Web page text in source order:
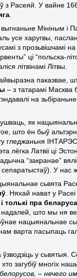
з Расеяй. У вайне
Мініным і
усе харугвы,
з прозьвішчамі на
ці “польска-
літвінамі Літвы.
паказвае,
– з татарамі Масква
на
як
што ён быў
гледжаньня
лёгка Латвіі ці
“закранае”
сепаратыстаў). У
сьвята
. Няхай нават у
і толькі пра
што мы ня
нацыянальнае
варта пасыпаць
ўзводзіць у
загубіў многіх
– нечего